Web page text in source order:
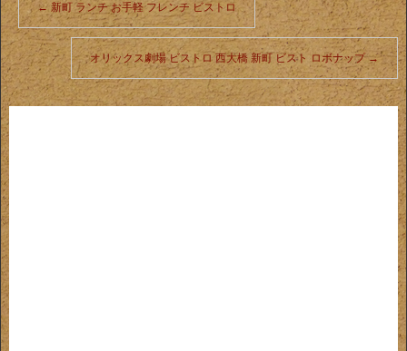
← 新町 ランチ お手軽 フレンチ ビストロ
オリックス劇場 ビストロ 西大橋 新町 ビスト ロボナップ→